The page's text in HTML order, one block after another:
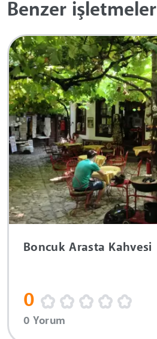
Benzer işletmeler
Boncuk Arasta Kahvesi
0
0 Yorum